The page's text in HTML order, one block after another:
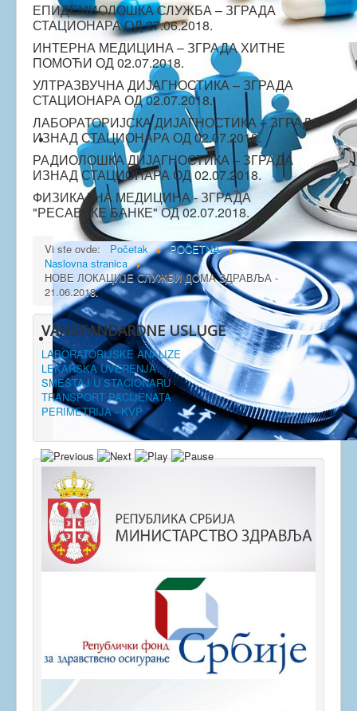
ЕПИДЕМИОЛОШКА СЛУЖБА – ЗГРАДА
СТАЦИОНАРА ОД 27.06.2018.
ИНТЕРНА МЕДИЦИНА – ЗГРАДА ХИТНЕ
ПОМОЋИ ОД 02.07.2018.
УЛТРАЗВУЧНА ДИЈАГНОСТИКА – ЗГРАДА
СТАЦИОНАРА ОД 02.07.2018.
ЛАБОРАТОРИЈСКА ДИЈАГНОСТИКА – ЗГРАДА
ИЗНАД СТАЦИОНАРА ОД 02.07.2018.
РАДИОЛОШКА ДИЈАГНОСТИКА – ЗГРАДА
ИЗНАД СТАЦИОНАРА ОД 02.07.2018.
ФИЗИКАЛНА МЕДИЦИНА - ЗГРАДА
"РЕСАВСКЕ БАНКЕ" ОД 02.07.2018.
Vi ste ovde: Početak
POČETNA
Naslovna stranica
НОВЕ ЛОКАЦИЈЕ СЛУЖБИ ДОМА ЗДРАВЉА -
21.06.2018.
VANSTANDARDNE USLUGE
LABORATORIJSKE ANALIZE
LEKARSKA UVERENJA
SMEŠTAJ U STACIONARU
TRANSPORT PACIJENATA
PERIMETRIJA - KVP